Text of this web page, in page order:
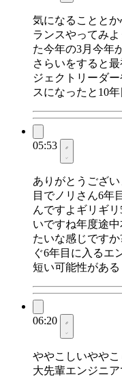
気になることと
ランスやってみ
た今年の3月今年
さらいをすると
ジェクトリーダ
スになったと10
05:53
ありがとうござ
目でノリさん6年
んですよギリギ
いですね年度途
たいな感じです
ぐ6年目に入るエ
短い可能性がある
06:20
ややこしいやや
大先輩エンジニ